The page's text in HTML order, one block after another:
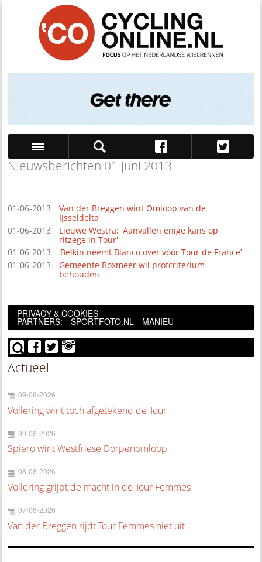
Nieuwsberichten 01 juni 2013
01-06-2013
Van der Breggen wint Omloop van de
IJsseldelta
01-06-2013
Lieuwe Westra: 'Aanvallen enige kans op
ritzege in Tour'
01-06-2013
‘Belkin neemt Blanco over vóór Tour de France’
01-06-2013
Gemeente Boxmeer wil profcriterium
behouden
PRIVACY & COOKIES
PARTNERS: SPORTFOTO.NL MANIEU
Actueel
09-08-2026
Vollering wint toch afgetekend de Tour
09-08-2026
Spiero wint Westfriese Dorpenomloop
08-08-2026
Vollering grijpt de macht in de Tour Femmes
07-08-2026
Van der Breggen rijdt Tour Femmes niet uit